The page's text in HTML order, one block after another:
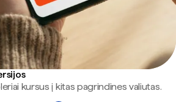
kursus į kitas pagrindines valiutas.